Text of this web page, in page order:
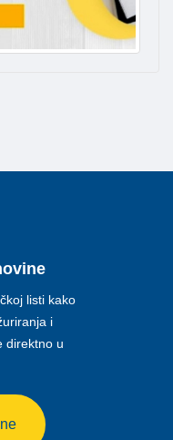
listi kako
i
direktno u